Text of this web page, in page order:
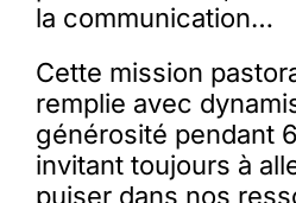
la communication…
Cette mission
remplie avec
générosité pendant
invitant toujours à
puiser dans nos